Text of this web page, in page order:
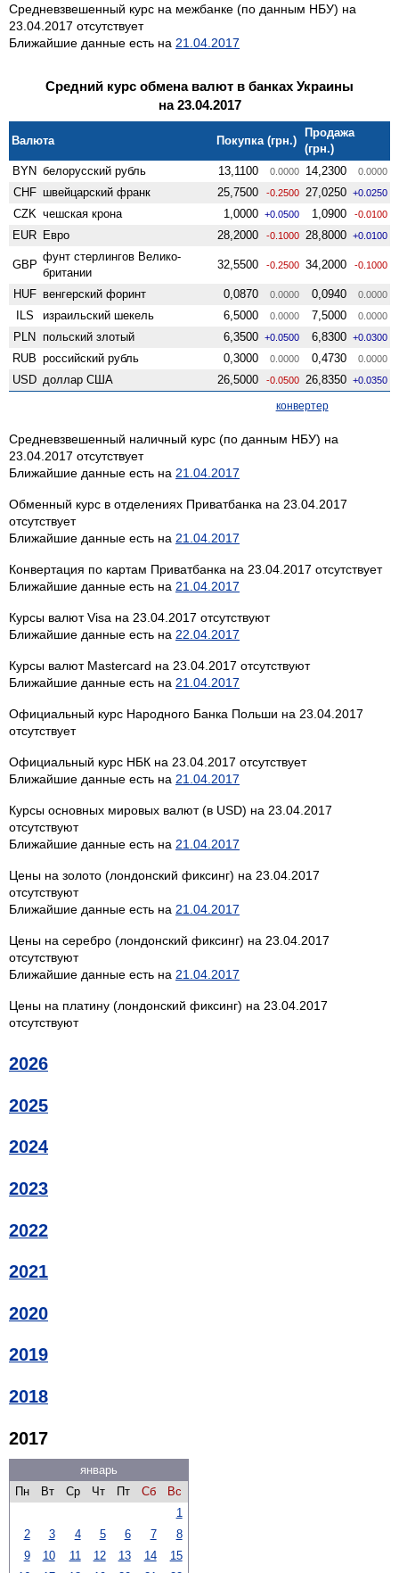
Средневзвешенный курс на межбанке (по данным НБУ) на
23.04.2017 отсутствует
Ближайшие данные есть на 21.04.2017
Средний курс обмена валют в банках Украины
на 23.04.2017
Валюта Покупка (грн.)
Продажа
(грн.)
BYN белорусский рубль 13,1100 0.0000 14,2300 0.0000
CHF швейцарский франк 25,7500 -0.2500 27,0250 +0.0250
CZK чешская крона 1,0000 +0.0500 1,0900 -0.0100
EUR Евро 28,2000 -0.1000 28,8000 +0.0100
GBP
фунт стерлингов Велико­
британии
32,5500 -0.2500 34,2000 -0.1000
HUF венгерский форинт 0,0870 0.0000 0,0940 0.0000
ILS израильский шекель 6,5000 0.0000 7,5000 0.0000
PLN польский злотый 6,3500 +0.0500 6,8300 +0.0300
RUB российский рубль 0,3000 0.0000 0,4730 0.0000
USD доллар США 26,5000 -0.0500 26,8350 +0.0350
конвертер
Средневзвешенный наличный курс (по данным НБУ) на
23.04.2017 отсутствует
Ближайшие данные есть на 21.04.2017
Обменный курс в отделениях Приватбанка на 23.04.2017
отсутствует
Ближайшие данные есть на 21.04.2017
Конвертация по картам Приватбанка на 23.04.2017 отсутствует
Ближайшие данные есть на 21.04.2017
Курсы валют Visa на 23.04.2017 отсутствуют
Ближайшие данные есть на 22.04.2017
Курсы валют Mastercard на 23.04.2017 отсутствуют
Ближайшие данные есть на 21.04.2017
Официальный курс Народного Банка Польши на 23.04.2017
отсутствует
Официальный курс НБК на 23.04.2017 отсутствует
Ближайшие данные есть на 21.04.2017
Курсы основных мировых валют (в USD) на 23.04.2017
отсутствуют
Ближайшие данные есть на 21.04.2017
Цены на золото (лондонский фиксинг) на 23.04.2017
отсутствуют
Ближайшие данные есть на 21.04.2017
Цены на серебро (лондонский фиксинг) на 23.04.2017
отсутствуют
Ближайшие данные есть на 21.04.2017
Цены на платину (лондонский фиксинг) на 23.04.2017
отсутствуют
2026
2025
2024
2023
2022
2021
2020
2019
2018
2017
январь
Пн
Вт Ср Чт Пт Сб
Вс
1
2
3 4 5 6 7
8
9
10 11 12 13 14
15